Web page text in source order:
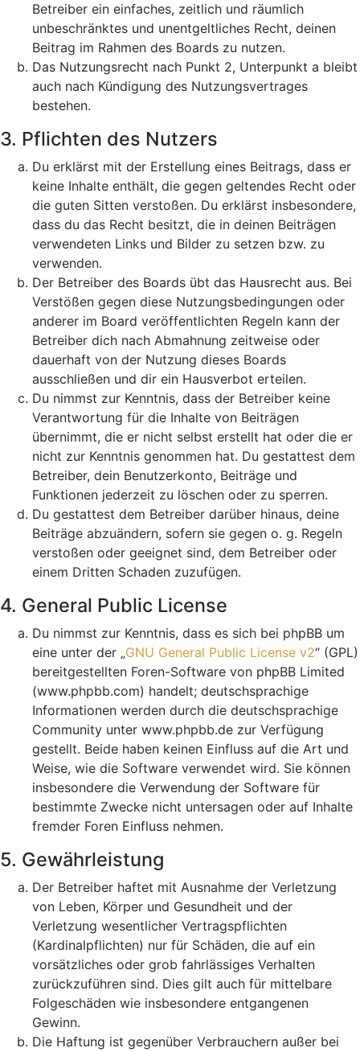
Betreiber ein einfaches, zeitlich und räumlich
unbeschränktes und unentgeltliches Recht, deinen
Beitrag im Rahmen des Boards zu nutzen.
Das Nutzungsrecht nach Punkt 2, Unterpunkt a bleibt
auch nach Kündigung des Nutzungsvertrages
bestehen.
3. Pflichten des Nutzers
Du erklärst mit der Erstellung eines Beitrags, dass er
keine Inhalte enthält, die gegen geltendes Recht oder
die guten Sitten verstoßen. Du erklärst insbesondere,
dass du das Recht besitzt, die in deinen Beiträgen
verwendeten Links und Bilder zu setzen bzw. zu
verwenden.
Der Betreiber des Boards übt das Hausrecht aus. Bei
Verstößen gegen diese Nutzungsbedingungen oder
anderer im Board veröffentlichten Regeln kann der
Betreiber dich nach Abmahnung zeitweise oder
dauerhaft von der Nutzung dieses Boards
ausschließen und dir ein Hausverbot erteilen.
Du nimmst zur Kenntnis, dass der Betreiber keine
Verantwortung für die Inhalte von Beiträgen
übernimmt, die er nicht selbst erstellt hat oder die er
nicht zur Kenntnis genommen hat. Du gestattest dem
Betreiber, dein Benutzerkonto, Beiträge und
Funktionen jederzeit zu löschen oder zu sperren.
Du gestattest dem Betreiber darüber hinaus, deine
Beiträge abzuändern, sofern sie gegen o. g. Regeln
verstoßen oder geeignet sind, dem Betreiber oder
einem Dritten Schaden zuzufügen.
4. General Public License
Du nimmst zur Kenntnis, dass es sich bei phpBB um
eine unter der „GNU General Public License v2“ (GPL)
bereitgestellten Foren-Software von phpBB Limited
(www.phpbb.com) handelt; deutschsprachige
Informationen werden durch die deutschsprachige
Community unter www.phpbb.de zur Verfügung
gestellt. Beide haben keinen Einfluss auf die Art und
Weise, wie die Software verwendet wird. Sie können
insbesondere die Verwendung der Software für
bestimmte Zwecke nicht untersagen oder auf Inhalte
fremder Foren Einfluss nehmen.
5. Gewährleistung
Der Betreiber haftet mit Ausnahme der Verletzung
von Leben, Körper und Gesundheit und der
Verletzung wesentlicher Vertragspflichten
(Kardinalpflichten) nur für Schäden, die auf ein
vorsätzliches oder grob fahrlässiges Verhalten
zurückzuführen sind. Dies gilt auch für mittelbare
Folgeschäden wie insbesondere entgangenen
Gewinn.
Die Haftung ist gegenüber Verbrauchern außer bei